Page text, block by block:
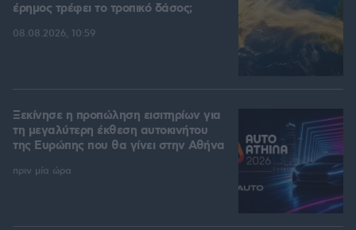
έρημος τρέφει το τροπικό δάσος;
08.08.2026, 10:59
Ξεκίνησε η προπώληση εισιτηρίων για
τη μεγαλύτερη έκθεση αυτοκινήτου
της Ευρώπης που θα γίνει στην Αθήνα
πριν μία ώρα